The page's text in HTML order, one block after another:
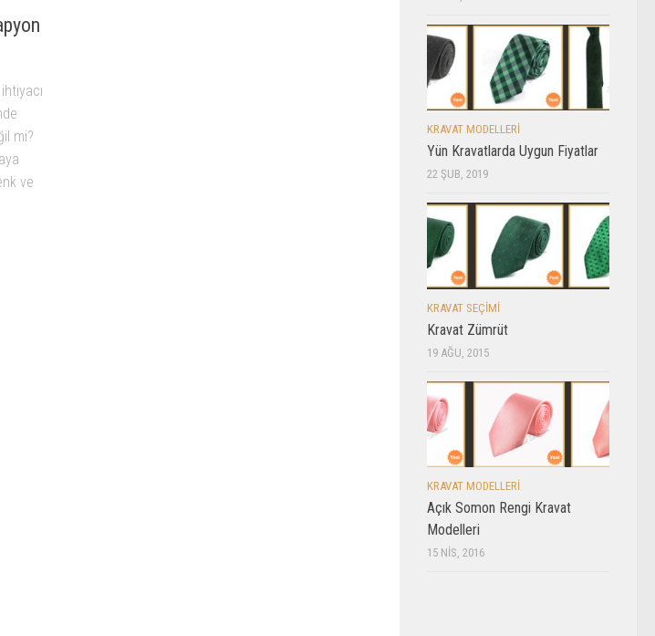
mi?
ve
KRAVAT MODELLERI
Yün Kravatlarda Uygun Fiyatlar
22 ŞUB, 2019
KRAVAT SEÇIMI
Kravat Zümrüt
19 AĞU, 2015
KRAVAT MODELLERI
Açık Somon Rengi Kravat
Modelleri
15 NIS, 2016